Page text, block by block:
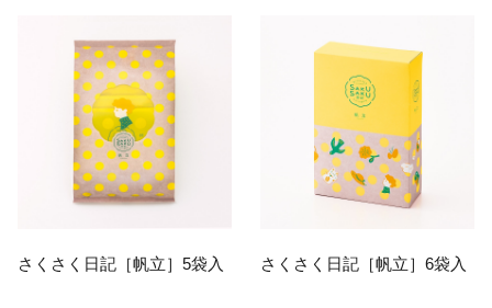
さくさく日記［帆立］5袋入 さくさく日記［帆立］6袋入